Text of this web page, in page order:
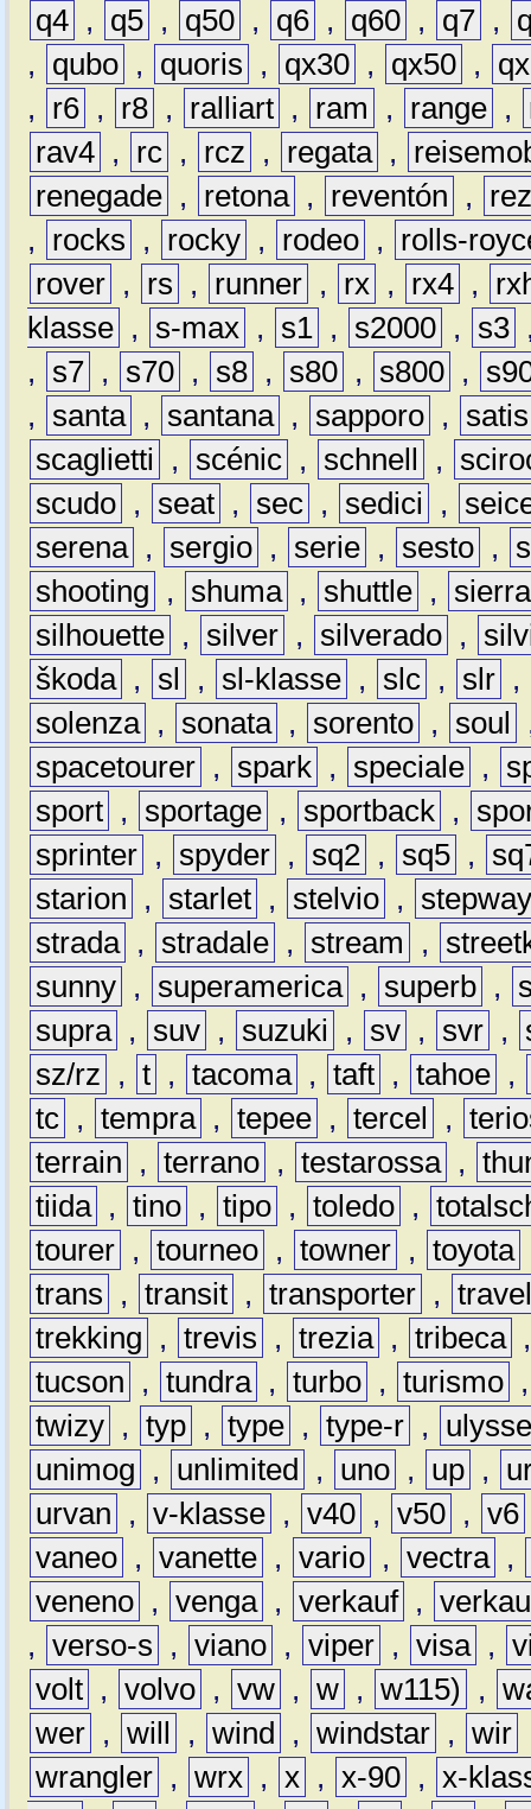
q4 , q5 , q50 , q6 , q60 , q7 ,
,
qubo , quoris , qx30 , qx50 ,
,
r6 , r8 , ralliart , ram , range ,
rav4 , rc , rcz , regata ,
renegade , retona , reventón ,
,
rocks , rocky , rodeo ,
rolls-
rover , rs , runner , rx , rx4 ,
klasse , s-max , s1 , s2000 , s3
,
s7 , s70 , s8 , s80 , s800 ,
,
santa , santana , sapporo ,
satis
scaglietti
, scénic , schnell ,
scudo , seat , sec , sedici ,
serena , sergio , serie , sesto ,
shooting
, shuma , shuttle ,
sierra
silhouette , silver , silverado ,
škoda , sl , sl-klasse , slc , slr ,
solenza , sonata , sorento , soul
spacetourer , spark , speciale ,
sport , sportage , sportback ,
sprinter , spyder , sq2 , sq5 ,
starion
, starlet , stelvio ,
strada , stradale , stream ,
sunny , superamerica , superb ,
supra , suv , suzuki , sv , svr ,
sz/rz
, t , tacoma , taft , tahoe ,
tc , tempra , tepee , tercel ,
terrain
, terrano , testarossa ,
tiida , tino , tipo , toledo ,
tourer , tourneo , towner , toyota
trans
, transit , transporter ,
trekking
, trevis , trezia , tribeca
tucson
, tundra , turbo , turismo
twizy , typ , type , type-r ,
unimog
, unlimited , uno , up ,
urvan
, v-klasse , v40 , v50 , v6
vaneo , vanette , vario , vectra ,
veneno , venga , verkauf ,
, verso-s , viano , viper , visa ,
volt , volvo , vw , w , w115) ,
wer , will , wind , windstar , wir
wrangler , wrx , x , x-90 , x-